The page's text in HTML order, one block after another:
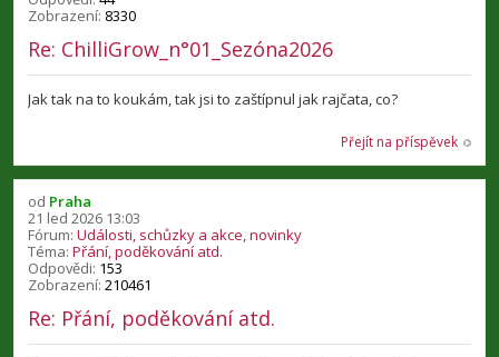
Zobrazení: 8330
Re: ChilliGrow_n°01_Sezóna2026
Jak tak na to koukám, tak jsi to zaštípnul jak rajčata, co?
Přejít na příspěvek
od Praha
21 led 2026 13:03
Fórum: Události, schůzky a akce, novinky
Téma: Přání, poděkování atd.
Odpovědi: 153
Zobrazení: 210461
Re: Přání, poděkování atd.